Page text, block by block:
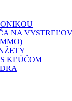
NA
KĽÚČOM